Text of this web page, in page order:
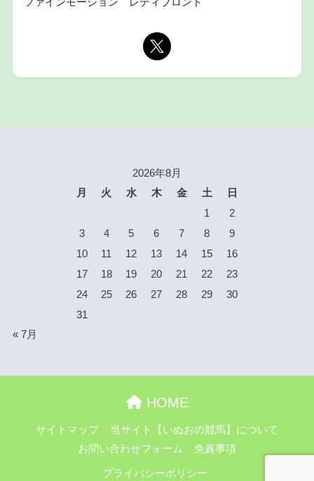
ファインモーション レディブロンド
2026年8月
月
火 水 木 金 土
日
1
2
3
4 5 6 7 8
9
10
11 12 13 14 15
16
17
18 19 20 21 22
23
24
25 26 27 28 29
30
31
« 7月
HOME
サイトマップ
当サイト【いぬおの競馬】について
お問い合わせフォーム
免責事項
プライバシーポリシー